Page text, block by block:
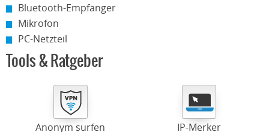
Bluetooth-Empfänger
Mikrofon
PC-Netzteil
Tools & Ratgeber
Anonym surfen IP-Merker